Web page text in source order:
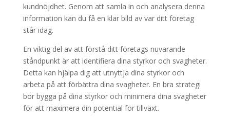
kundnöjdhet. Genom att samla in och analysera denna
information kan du få en klar bild av var ditt företag
står idag.
En viktig del av att förstå ditt företags nuvarande
ståndpunkt är att identifiera dina styrkor och svagheter.
Detta kan hjälpa dig att utnyttja dina styrkor och
arbeta på att förbättra dina svagheter. En bra strategi
bör bygga på dina styrkor och minimera dina svagheter
för att maximera din potential för tillväxt.